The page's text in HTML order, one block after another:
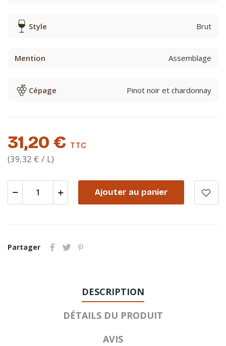
Style Brut
Mention Assemblage
Cépage Pinot noir et chardonnay
31,20 € TTC
(39,32 € / L)
Ajouter au panier
Partager
DESCRIPTION
DÉTAILS DU PRODUIT
AVIS